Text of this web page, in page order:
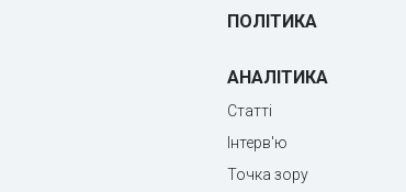
ПОЛІТИКА
АНАЛІТИКА
Статті
Інтерв'ю
Точка зору